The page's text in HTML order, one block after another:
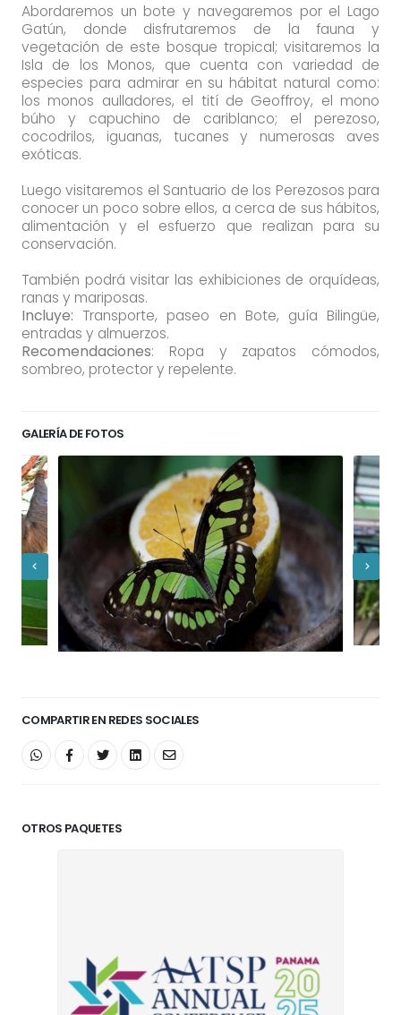
Abordaremos un bote y navegaremos por el Lago
Gatún, donde disfrutaremos de la fauna y
vegetación de este bosque tropical; visitaremos la
Isla de los Monos, que cuenta con variedad de
especies para admirar en su hábitat natural como:
los monos aulladores, el tití de Geoffroy, el mono
búho y capuchino de cariblanco; el perezoso,
cocodrilos, iguanas, tucanes y numerosas aves
exóticas.
Luego visitaremos el Santuario de los Perezosos para
conocer un poco sobre ellos, a cerca de sus hábitos,
alimentación y el esfuerzo que realizan para su
conservación.
También podrá visitar las exhibiciones de orquídeas,
ranas y mariposas.
Incluye: Transporte, paseo en Bote, guía Bilingüe,
entradas y almuerzos.
Recomendaciones: Ropa y zapatos cómodos,
sombreo, protector y repelente.
GALERÍA DE FOTOS
COMPARTIR EN REDES SOCIALES
OTROS PAQUETES